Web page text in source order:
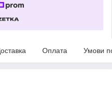
Оплата Умови